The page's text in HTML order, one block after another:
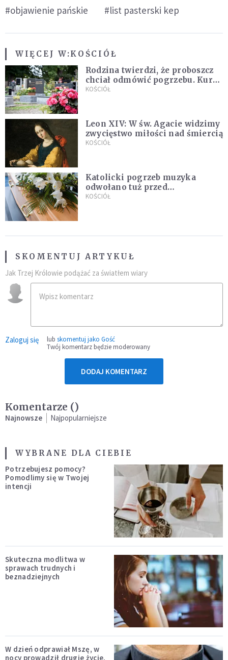
#objawienie pańskie
#list pasterski kep
WIĘCEJ W:KOŚCIÓŁ
Rodzina twierdzi, że proboszcz
chciał odmówić pogrzebu. Kuria
zapowiada wyjaśnienia
KOŚCIÓŁ
Leon XIV: W św. Agacie widzimy
zwycięstwo miłości nad śmiercią
KOŚCIÓŁ
Katolicki pogrzeb muzyka
odwołano tuż przed
uroczystością. Powodem była
KOŚCIÓŁ
SKOMENTUJ ARTYKUŁ
Jak Trzej Królowie podążać za światłem wiary
Zaloguj się lub skomentuj jako Gość
Twój komentarz będzie moderowany
DODAJ KOMENTARZ
Komentarze ()
Najnowsze Najpopularniejsze
WYBRANE DLA CIEBIE
Potrzebujesz pomocy?
Pomodlimy się w Twojej
intencji
Skuteczna modlitwa w
sprawach trudnych i
beznadziejnych
W dzień odprawiał Mszę, w
nocy prowadził drugie życie.